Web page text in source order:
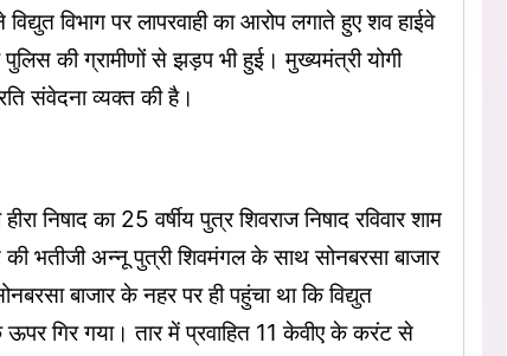
विभाग पर लापरवाही का आरोप लगाते हुए शव हाईवे
की ग्रामीणों से झड़प भी हुई। मुख्यमंत्री योगी
संवेदना व्यक्त की है।
निषाद का 25 वर्षीय पुत्र शिवराज निषाद रविवार शाम
भतीजी अन्नू पुत्री शिवमंगल के साथ सोनबरसा बाजार
बाजार के नहर पर ही पहुंचा था कि विद्युत
गिर गया। तार में प्रवाहित 11 केवीए के करंट से